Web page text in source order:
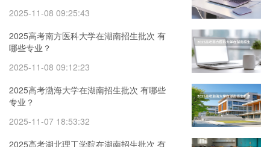
2025-11-08 09:25:43
2025高考南方医科大学在湖南招生批次 有
哪些专业？
2025-11-08 09:12:23
2025高考渤海大学在湖南招生批次 有哪些
专业？
2025-11-07 18:53:32
2025高考湖北理工学院在湖南招生批次 有